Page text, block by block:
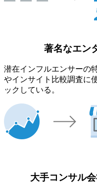
著名なエン
潜在インフルエンサーの
やインサイト比較調査に
ックしている。
大手コンサル